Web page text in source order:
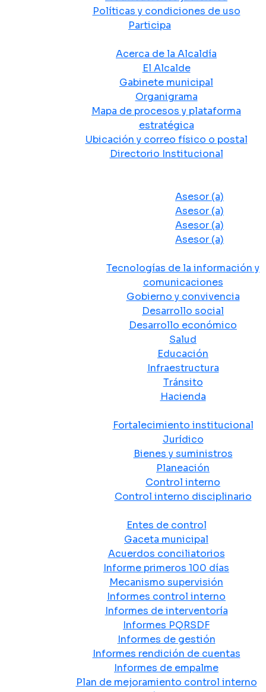
Políticas y condiciones de uso
Participa
Acerca de la Alcaldía
El Alcalde
Gabinete municipal
Organigrama
Mapa de procesos y plataforma
estratégica
Ubicación y correo físico o postal
Directorio Institucional
Asesor (a)
Asesor (a)
Asesor (a)
Asesor (a)
Tecnologías de la información y
comunicaciones
Gobierno y convivencia
Desarrollo social
Desarrollo económico
Salud
Educación
Infraestructura
Tránsito
Hacienda
Fortalecimiento institucional
Jurídico
Bienes y suministros
Planeación
Control interno
Control interno disciplinario
Entes de control
Gaceta municipal
Acuerdos conciliatorios
Informe primeros 100 días
Mecanismo supervisión
Informes control interno
Informes de interventoría
Informes PQRSDF
Informes de gestión
Informes rendición de cuentas
Informes de empalme
Plan de mejoramiento control interno